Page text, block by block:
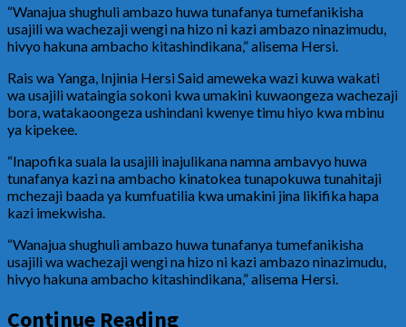
“Wanajua shughuli ambazo huwa tunafanya tumefanikisha
usajili wa wachezaji wengi na hizo ni kazi ambazo ninazimudu,
hivyo hakuna ambacho kitashindikana,” alisema Hersi.
Rais wa Yanga, Injinia Hersi Said ameweka wazi kuwa wakati
wa usajili wataingia sokoni kwa umakini kuwaongeza wachezaji
bora, watakaoongeza ushindani kwenye timu hiyo kwa mbinu
ya kipekee.
“Inapofika suala la usajili inajulikana namna ambavyo huwa
tunafanya kazi na ambacho kinatokea tunapokuwa tunahitaji
mchezaji baada ya kumfuatilia kwa umakini jina likifika hapa
kazi imekwisha.
“Wanajua shughuli ambazo huwa tunafanya tumefanikisha
usajili wa wachezaji wengi na hizo ni kazi ambazo ninazimudu,
hivyo hakuna ambacho kitashindikana,” alisema Hersi.
Continue Reading